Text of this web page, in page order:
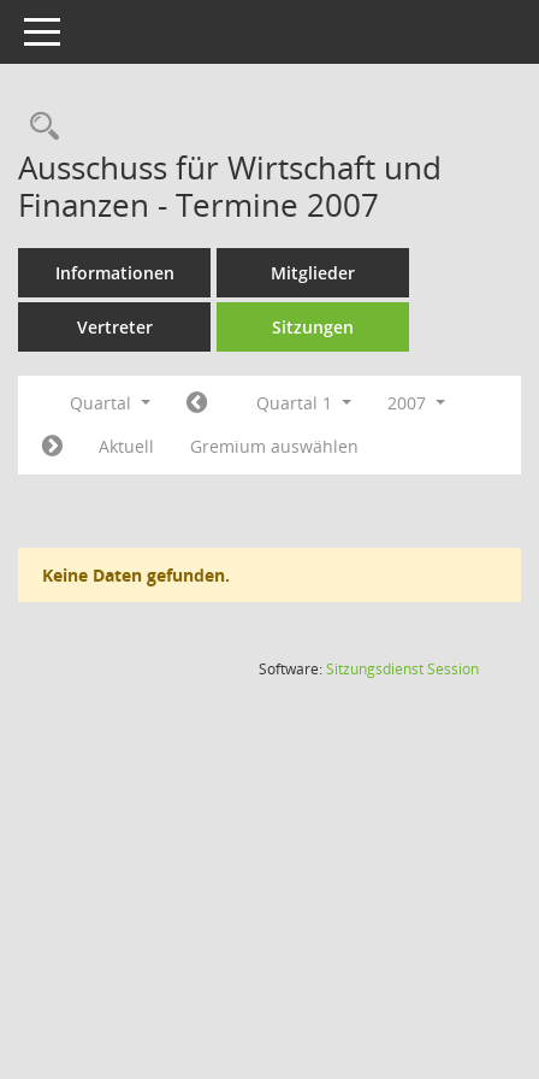
Toggle navigation
Rechercheauswahl
Ausschuss für Wirtschaft und
Finanzen - Termine 2007
Informationen Mitglieder
Vertreter Sitzungen
Quartal Quartal 1
2007
Aktuell
Gremium auswählen
Keine Daten gefunden.
Software:SitzungsdienstSession(Wird in